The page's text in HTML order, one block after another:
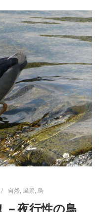
自然, 風景, 鳥
– 夜行性の鳥